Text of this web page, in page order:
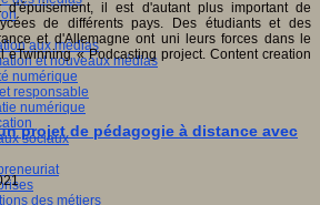
aux médias
et nouveaux médias
numérique
responsable
numérique
sociaux
des métiers
il est d'autant plus important de
de différents pays. Des étudiants et des
et d'Allemagne ont uni leurs forces dans le
eTwinning « Podcasting project. Content creation
projet de pédagogie à distance avec